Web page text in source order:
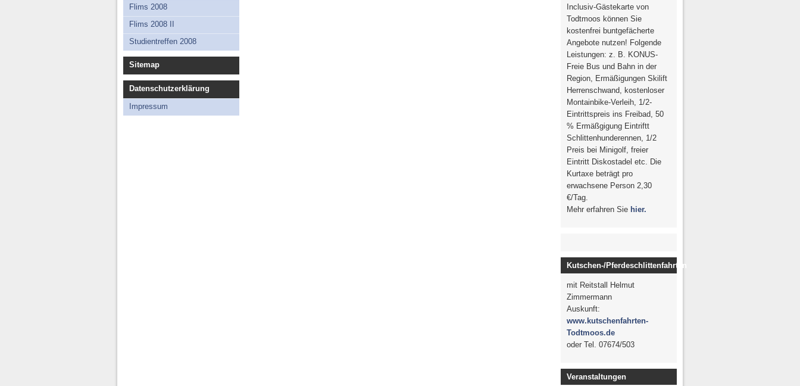
Flims 2008
Flims 2008 II
Studientreffen 2008
Sitemap
Datenschutzerklärung
Impressum
Inclusiv-Gästekarte von
Todtmoos können Sie
kostenfrei buntgefächerte
Angebote nutzen! Folgende
Leistungen: z. B. KONUS-
Freie Bus und Bahn in der
Region, Ermäßigungen Skilift
Herrenschwand, kostenloser
Montainbike-Verleih, 1/2-
Eintrittspreis ins Freibad, 50
% Ermäßgigung Eintriftt
Schlittenhunderennen, 1/2
Preis bei Minigolf, freier
Eintritt Diskostadel etc. Die
Kurtaxe beträgt pro
erwachsene Person 2,30
€/Tag.
Mehr erfahren Sie hier.
Kutschen-/Pferdeschlittenfahrten
mit Reitstall Helmut
Zimmermann
Auskunft:
www.kutschenfahrten-
Todtmoos.de
oder Tel. 07674/503
Veranstaltungen